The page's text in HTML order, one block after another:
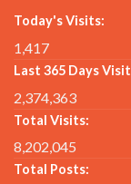
Today's Visits:
1,417
Last 365 Days
2,374,363
Total Visits:
8,202,045
Total Posts: